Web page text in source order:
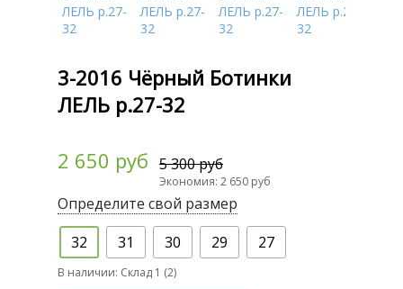
3-2016 Чёрный Ботинки
ЛЕЛЬ р.27-32
2 650 руб 5 300 руб
Экономия: 2 650 руб
Определите свой размер
32
31 30 29 27
В наличии: Склад 1 (2)